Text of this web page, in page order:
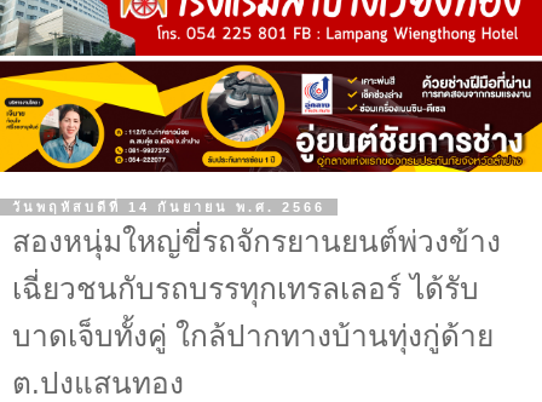
วันพฤหัสบดีที่ 14 กันยายน พ.ศ. 2566
สองหนุ่มใหญ่ขี่รถจักรยานยนต์พ่วงข้าง
เฉี่ยวชนกับรถบรรทุกเทรลเลอร์ ได้รับ
บาดเจ็บทั้งคู่ ใกล้ปากทางบ้านทุ่งกู่ด้าย
ต.ปงแสนทอง